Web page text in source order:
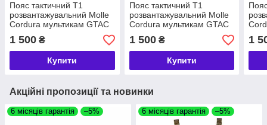
Пояс тактичний Т1
розвантажувальний Molle
Cordura мультикам GTAC
L (120 cm)
1 500 ₴
Купити
Пояс тактичний Т1
розвантажувальний Molle
Cordura мультикам GTAC
XL (130 cm)
1 500₴
Купити
XL
1
Акційні пропозиції та новинки
6 місяців гарантія –5% 6 місяців гарантія –5%